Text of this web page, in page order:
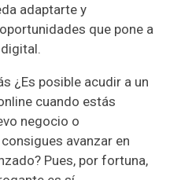
adaptarte y
que pone a
¿Es posible acudir a un
cuando estás
negocio o
avanzar en
Pues, por fortuna,